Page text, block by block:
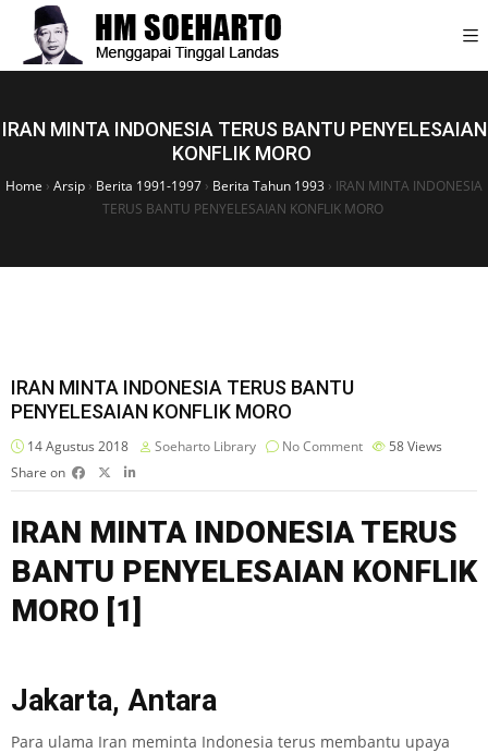
IRAN MINTA INDONESIA TERUS BANTU PENYELESAIAN
KONFLIK MORO
Home › Arsip › Berita 1991-1997 › Berita Tahun 1993 › IRAN MINTA INDONESIA
TERUS BANTU PENYELESAIAN KONFLIK MORO
IRAN MINTA INDONESIA TERUS BANTU
PENYELESAIAN KONFLIK MORO
14 Agustus 2018 Soeharto Library No Comment 58Views
Share on
IRAN MINTA INDONESIA TERUS
BANTU PENYELESAIAN KONFLIK
MORO [1]
Jakarta, Antara
Para ulama Iran meminta Indonesia terus membantu upaya